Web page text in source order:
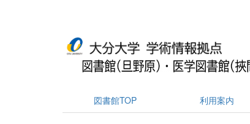
図書館TOP 利用案内